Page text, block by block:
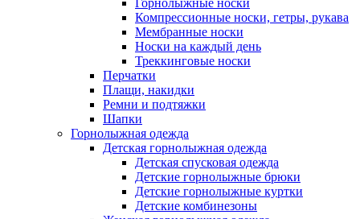
Горнолыжные носки
Компрессионные носки, гетры, рукава
Мембранные носки
Носки на каждый день
Треккинговые носки
Перчатки
Плащи, накидки
Ремни и подтяжки
Шапки
Горнолыжная одежда
Детская горнолыжная одежда
Детская спусковая одежда
Детские горнолыжные брюки
Детские горнолыжные куртки
Детские комбинезоны